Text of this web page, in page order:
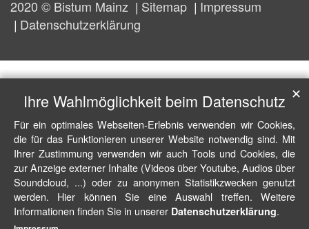
2020 © Bistum Mainz Sitemap
Impressum
Datenschutzerklärung
Ihre Wahlmöglichkeit beim Datenschutz
Für ein optimales Webseiten-Erlebnis verwenden wir Cookies,
die für das Funktionieren unserer Website notwendig sind. Mit
Ihrer Zustimmung verwenden wir auch Tools und Cookies, die
zur Anzeige externer Inhalte (Videos über Youtube, Audios über
Soundcloud, ...) oder zu anonymen Statistikzwecken genutzt
werden. Hier können Sie eine Auswahl treffen. Weitere
Informationen finden Sie in unserer Datenschutzerklärung.
✕